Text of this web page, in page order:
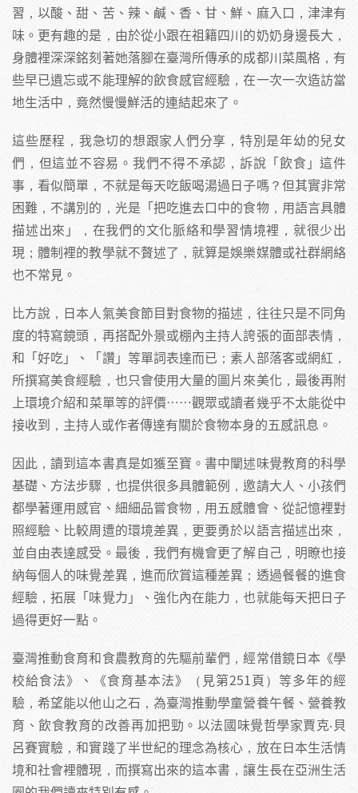
習，以酸、甜、苦、辣、鹹、香、甘、鮮、麻入口，津津有
味。更有趣的是，由於從小跟在祖籍四川的奶奶身邊長大，
身體裡深深銘刻著她落腳在臺灣所傳承的成都川菜風格，有
些早已遺忘或不能理解的飲食感官經驗，在一次一次造訪當
地生活中，竟然慢慢鮮活的連結起來了。
這些歷程，我急切的想跟家人們分享，特別是年幼的兒女
們，但這並不容易。我們不得不承認，訴說「飲食」這件
事，看似簡單，不就是每天吃飯喝湯過日子嗎？但其實非常
困難，不講別的，光是「把吃進去口中的食物，用語言具體
描述出來」，在我們的文化脈絡和學習情境裡，就很少出
現；體制裡的教學就不贅述了，就算是娛樂媒體或社群網絡
也不常見。
比方說，日本人氣美食節目對食物的描述，往往只是不同角
度的特寫鏡頭，再搭配外景或棚內主持人誇張的面部表情，
和「好吃」、「讚」等單詞表達而已；素人部落客或網紅，
所撰寫美食經驗，也只會使用大量的圖片來美化，最後再附
上環境介紹和菜單等的評價……觀眾或讀者幾乎不太能從中
接收到，主持人或作者傳達有關於食物本身的五感訊息。
因此，讀到這本書真是如獲至寶。書中闡述味覺教育的科學
基礎、方法步驟，也提供很多具體範例，邀請大人、小孩們
都學著運用感官、細細品嘗食物，用五感體會、從記憶裡對
照經驗、比較周遭的環境差異，更要勇於以語言描述出來，
並自由表達感受。最後，我們有機會更了解自己，明瞭也接
納每個人的味覺差異，進而欣賞這種差異；透過餐餐的進食
經驗，拓展「味覺力」、強化內在能力，也就能每天把日子
過得更好一點。
臺灣推動食育和食農教育的先驅前輩們，經常借鏡日本《學
校給食法》、《食育基本法》（見第251頁）等多年的經
驗，希望能以他山之石，為臺灣推動學童營養午餐、營養教
育、飲食教育的改善再加把勁。以法國味覺哲學家賈克‧貝
呂賽實驗，和實踐了半世紀的理念為核心，放在日本生活情
境和社會裡體現，而撰寫出來的這本書，讓生長在亞洲生活